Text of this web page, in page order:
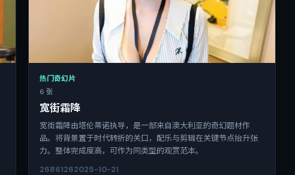
热门奇幻片
6 张
宽街霜降
宽街霜降由塔伦蒂诺执导，是一部来自澳大利亚的奇幻题材作
品。将背景置于时代转折的关口，配乐与剪辑在关键节点抬升张
力。整体完成度高，可作为同类型的观赏范本。
26861262025-10-21